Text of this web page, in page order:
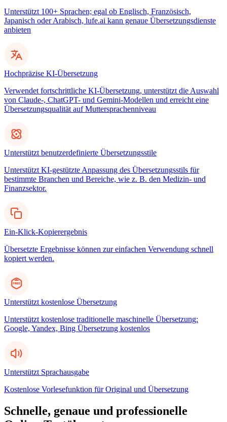
Unterstützt 100+ Sprachen; egal ob Englisch, Französisch,
Japanisch oder Arabisch, lufe.ai kann genaue Übersetzungsdienste
anbieten
Hochpräzise KI-Übersetzung
Verwendet fortschrittliche KI-Übersetzung, unterstützt die Auswahl
von Claude-, ChatGPT- und Gemini-Modellen und erreicht eine
Übersetzungsqualität auf Muttersprachenniveau
Unterstützt benutzerdefinierte Übersetzungsstile
Unterstützt KI-gestützte Anpassung des Übersetzungsstils für
bestimmte Branchen und Bereiche, wie z. B. den Medizin- und
Finanzsektor.
Ein-Klick-Kopierergebnis
Übersetzte Ergebnisse können zur einfachen Verwendung schnell
kopiert werden.
Unterstützt kostenlose Übersetzung
Unterstützt kostenlose traditionelle maschinelle Übersetzung:
Google, Yandex, Bing Übersetzung kostenlos
Unterstützt Sprachausgabe
Kostenlose Vorlesefunktion für Original und Übersetzung
Schnelle, genaue und professionelle